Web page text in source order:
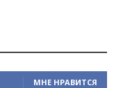
МНЕ НРАВИТСЯ